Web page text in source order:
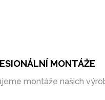
MONTÁŽE
montáže našich